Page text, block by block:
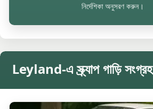
নির্দেশিকা অনুসরণ করুন।
Leyland-এ স্ক্র্যাপ গাড়ি সংগ্রহ